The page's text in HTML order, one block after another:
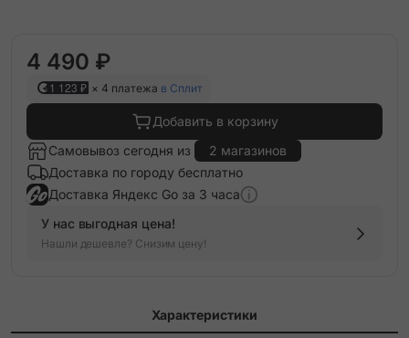
4 490 ₽
1 123 ₽ × 4 платежа в Сплит
Добавить в корзину
Самовывоз сегодня из
2 магазинов
Доставка по городу бесплатно
Доставка Яндекс Go за 3 часа
У нас выгодная цена!
Нашли дешевле? Снизим цену!
Характеристики